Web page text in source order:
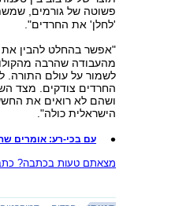
פשוטה של גורמים,
'לחלן' את החרדים".
"אפשר בהחלט להבין את
מהעבודה שהרבה
לשמור על עולם התורה.
החרדים צודקים. מצד
ושהם לא רואים את
הישראלית כולה".
עם בכי-רע: אומרים
מצאתם טעות בכתבה?